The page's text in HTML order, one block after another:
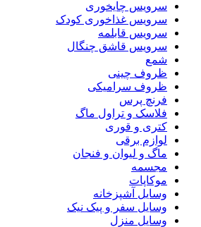
سرویس چایخوری
سرویس غذاخوری کودک
سرویس قابلمه
سرویس قاشق چنگال
شمع
ظروف چینی
ظروف سرامیکی
فرنچ پرس
فلاسک و تراول ماگ
کتری و قوری
لوازم برقی
ماگ و لیوان و فنجان
مجسمه
موکاپات
وسایل آشپزخانه
وسایل سفر و پیک نیک
وسایل منزل